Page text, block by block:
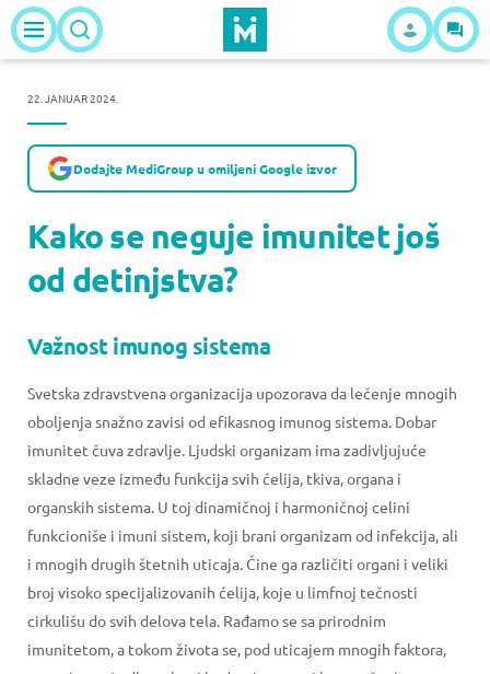
22. JANUAR 2024.
Dodajte MediGroup u omiljeni Google izvor
Kako se neguje imunitet još
od detinjstva?
Važnost imunog sistema
Svetska zdravstvena organizacija upozorava da lečenje mnogih
oboljenja snažno zavisi od efikasnog imunog sistema. Dobar
imunitet čuva zdravlje. Ljudski organizam ima zadivljujuće
skladne veze između funkcija svih ćelija, tkiva, organa i
organskih sistema. U toj dinamičnoj i harmoničnoj celini
funkcioniše i imuni sistem, koji brani organizam od infekcija, ali
i mnogih drugih štetnih uticaja. Čine ga različiti organi i veliki
broj visoko specijalizovanih ćelija, koje u limfnoj tečnosti
cirkulišu do svih delova tela. Rađamo se sa prirodnim
imunitetom, a tokom života se, pod uticajem mnogih faktora,